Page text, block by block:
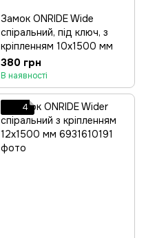
Замок ONRIDE Wide
спіральний, під ключ, з
кріпленням 10x1500 мм
380 грн
В наявності
4